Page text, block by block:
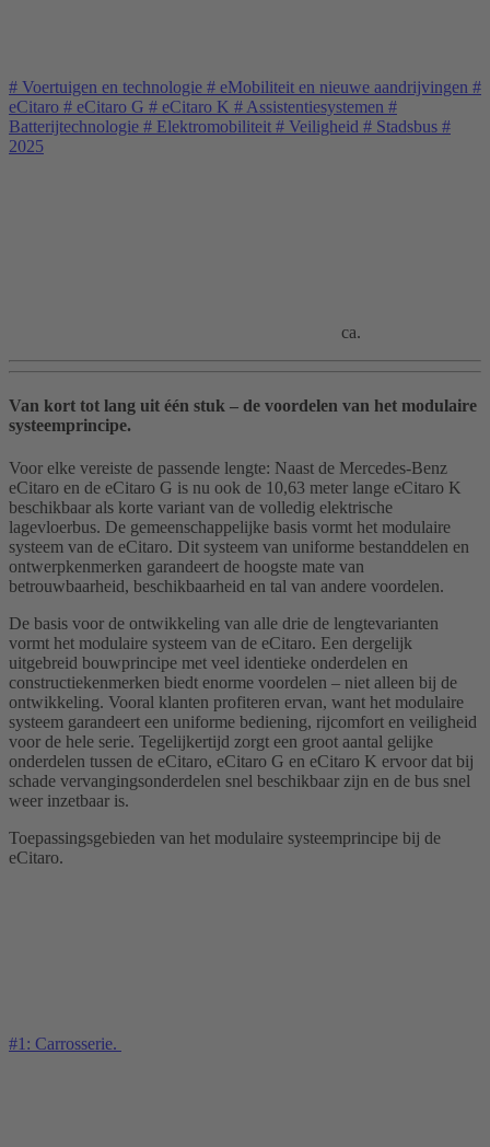
# Voertuigen en technologie # eMobiliteit en nieuwe aandrijvingen #
eCitaro # eCitaro G # eCitaro K # Assistentiesystemen #
Batterijtechnologie # Elektromobiliteit # Veiligheid # Stadsbus #
2025
ca.
Van kort tot lang uit één stuk – de voordelen van het modulaire
systeemprincipe.
Voor elke vereiste de passende lengte: Naast de Mercedes-Benz
eCitaro en de eCitaro G is nu ook de 10,63 meter lange eCitaro K
beschikbaar als korte variant van de volledig elektrische
lagevloerbus. De gemeenschappelijke basis vormt het modulaire
systeem van de eCitaro. Dit systeem van uniforme bestanddelen en
ontwerpkenmerken garandeert de hoogste mate van
betrouwbaarheid, beschikbaarheid en tal van andere voordelen.
De basis voor de ontwikkeling van alle drie de lengtevarianten
vormt het modulaire systeem van de eCitaro. Een dergelijk
uitgebreid bouwprincipe met veel identieke onderdelen en
constructiekenmerken biedt enorme voordelen – niet alleen bij de
ontwikkeling. Vooral klanten profiteren ervan, want het modulaire
systeem garandeert een uniforme bediening, rijcomfort en veiligheid
voor de hele serie. Tegelijkertijd zorgt een groot aantal gelijke
onderdelen tussen de eCitaro, eCitaro G en eCitaro K ervoor dat bij
schade vervangingsonderdelen snel beschikbaar zijn en de bus snel
weer inzetbaar is.
Toepassingsgebieden van het modulaire systeemprincipe bij de
eCitaro.
#1: Carrosserie.